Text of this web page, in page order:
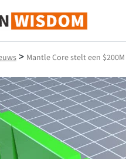
> Mantle Core stelt een